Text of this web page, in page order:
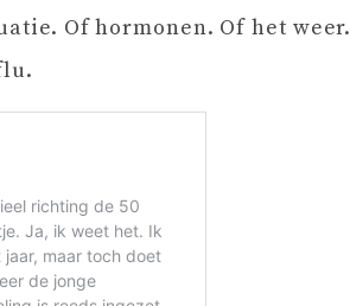
Of hormonen. Of het weer.